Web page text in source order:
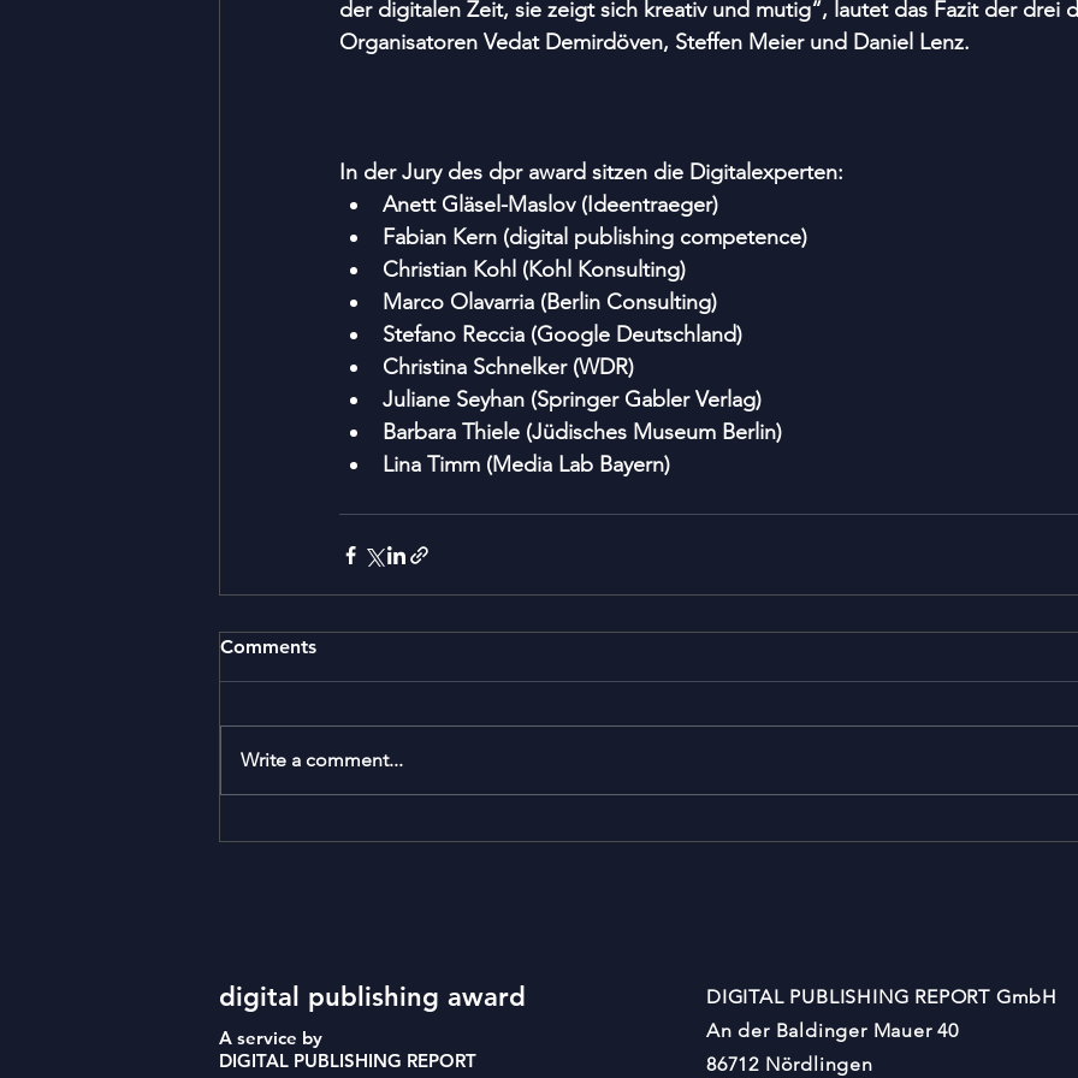
der digitalen Zeit, sie zeigt sich kreativ und mutig“, lautet das Fazit der drei
Organisatoren Vedat Demirdöven, Steffen Meier und Daniel Lenz.
In der Jury des dpr award sitzen die Digitalexperten:
Anett Gläsel-Maslov (Ideentraeger)
Fabian Kern (digital publishing competence)
Christian Kohl (Kohl Konsulting)
Marco Olavarria (Berlin Consulting)
Stefano Reccia (Google Deutschland)
Christina Schnelker (WDR)
Juliane Seyhan (Springer Gabler Verlag)
Barbara Thiele (Jüdisches Museum Berlin)
Lina Timm (Media Lab Bayern)
Comments
Write a comment...
digital publishing award
A service by
DIGITAL PUBLISHING REPORT
DIGITAL PUBLISHING REPORT GmbH
An der Baldinger Mauer 40
86712 Nördlingen